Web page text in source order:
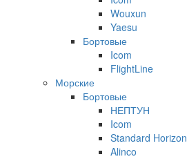
Wouxun
Yaesu
Бортовые
Icom
FlightLine
Морские
Бортовые
НЕПТУН
Icom
Standard Horizon
Alinco